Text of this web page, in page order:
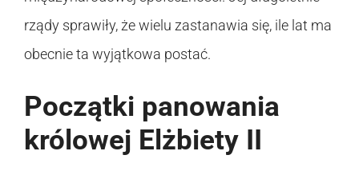
rządy sprawiły, że wielu zastanawia się, ile lat ma
obecnie ta wyjątkowa postać.
Początki panowania
królowej Elżbiety II